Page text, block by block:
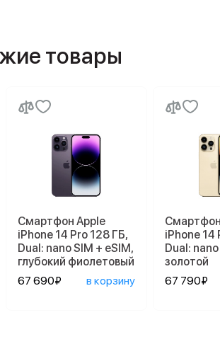
товары
Смартфон Apple
iPhone 14 Pro 128 ГБ,
Dual: nano SIM + eSIM,
глубокий фиолетовый
67 690₽
в корзину
iPhone 14
Dual:
золотой
67 790₽